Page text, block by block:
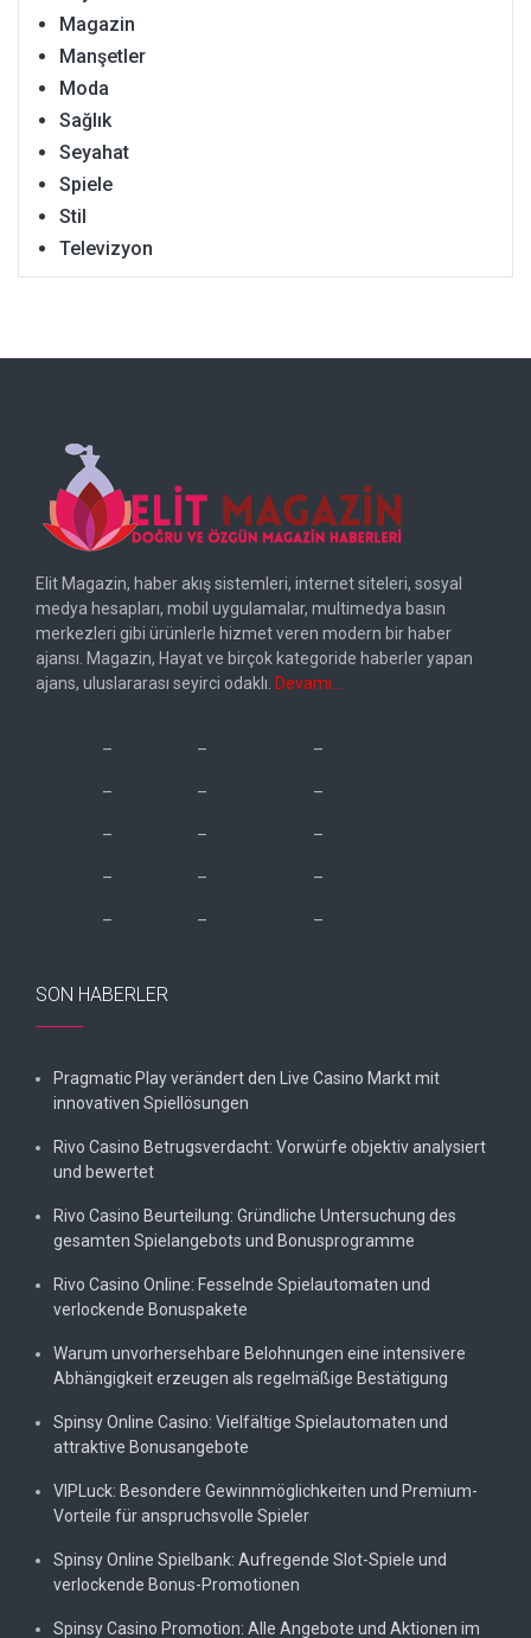
Magazin
Manşetler
Moda
Sağlık
Seyahat
Spiele
Stil
Televizyon
Elit Magazin, haber akış sistemleri, internet siteleri, sosyal
medya hesapları, mobil uygulamalar, multimedya basın
merkezleri gibi ürünlerle hizmet veren modern bir haber
ajansı. Magazin, Hayat ve birçok kategoride haberler yapan
ajans, uluslararası seyirci odaklı. Devamı…
– – –
– – –
– – –
– – –
– – –
SON HABERLER
Pragmatic Play verändert den Live Casino Markt mit
innovativen Spiellösungen
Rivo Casino Betrugsverdacht: Vorwürfe objektiv analysiert
und bewertet
Rivo Casino Beurteilung: Gründliche Untersuchung des
gesamten Spielangebots und Bonusprogramme
Rivo Casino Online: Fesselnde Spielautomaten und
verlockende Bonuspakete
Warum unvorhersehbare Belohnungen eine intensivere
Abhängigkeit erzeugen als regelmäßige Bestätigung
Spinsy Online Casino: Vielfältige Spielautomaten und
attraktive Bonusangebote
VIPLuck: Besondere Gewinnmöglichkeiten und Premium-
Vorteile für anspruchsvolle Spieler
Spinsy Online Spielbank: Aufregende Slot-Spiele und
verlockende Bonus-Promotionen
Spinsy Casino Promotion: Alle Angebote und Aktionen im